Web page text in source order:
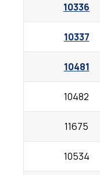
10336
10337
10481
10482
11675
10534